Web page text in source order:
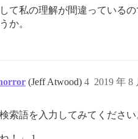
て私の理解が間違っているの
か。
(Jeff Atwood) 2019 年 8
4
索語を入力してみてくださ